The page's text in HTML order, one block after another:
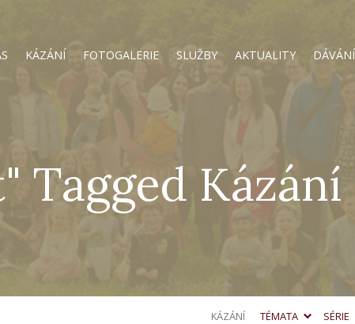
KÁZÁNÍ FOTOGALERIE SLUŽBY AKTUALITY DÁVÁNÍ
Tagged Kázání
KÁZÁNÍ TÉMATA SÉRIE